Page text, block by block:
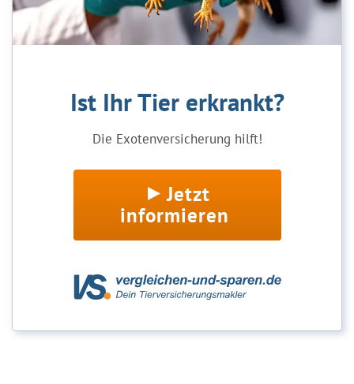
Ist Ihr Tier erkrankt?
Die Exotenversicherung hilft!
Jetzt
informieren